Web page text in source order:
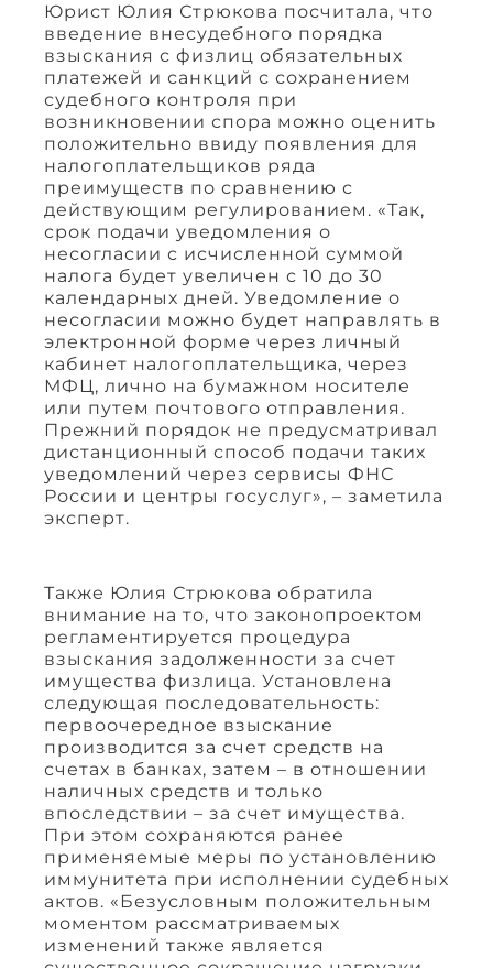
Юрист Юлия Стрюкова посчитала, что
введение внесудебного порядка
взыскания с физлиц обязательных
платежей и санкций с сохранением
судебного контроля при
возникновении спора можно оценить
положительно ввиду появления для
налогоплательщиков ряда
преимуществ по сравнению с
действующим регулированием. «Так,
срок подачи уведомления о
несогласии с исчисленной суммой
налога будет увеличен с 10 до 30
календарных дней. Уведомление о
несогласии можно будет направлять в
электронной форме через личный
кабинет налогоплательщика, через
МФЦ, лично на бумажном носителе
или путем почтового отправления.
Прежний порядок не предусматривал
дистанционный способ подачи таких
уведомлений через сервисы ФНС
России и центры госуслуг», – заметила
эксперт.
Также Юлия Стрюкова обратила
внимание на то, что законопроектом
регламентируется процедура
взыскания задолженности за счет
имущества физлица. Установлена
следующая последовательность:
первоочередное взыскание
производится за счет средств на
счетах в банках, затем – в отношении
наличных средств и только
впоследствии – за счет имущества.
При этом сохраняются ранее
применяемые меры по установлению
иммунитета при исполнении судебных
актов. «Безусловным положительным
моментом рассматриваемых
изменений также является